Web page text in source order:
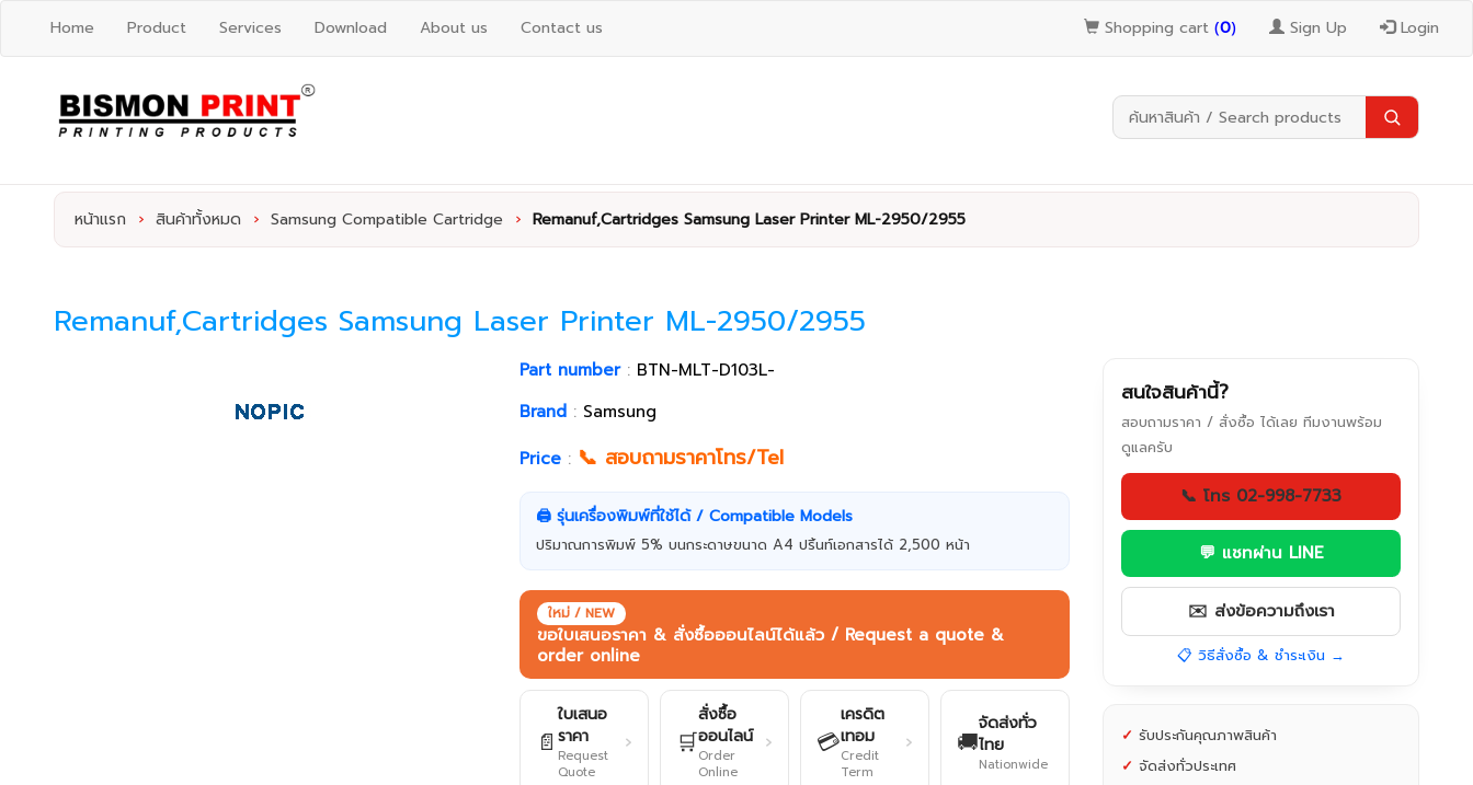
Home Product Services Download About us Contact us Shopping cart (0) Sign Up Login
หน้าแรก › สินค้าทั้งหมด › Samsung Compatible Cartridge › Remanuf,Cartridges Samsung Laser Printer ML-2950/2955
Remanuf,Cartridges Samsung Laser Printer ML-2950/2955
Part number: BTN-MLT-D103L-
Brand : Samsung
Price : 📞 สอบถามราคาโทร/Tel
🖨️ รุ่นเครื่องพิมพ์ที่ใช้ได้ / Compatible Models
ปริมาณการพิมพ์ 5% บนกระดาษขนาด A4 ปริ้นท์เอกสารได้ 2,500 หน้า
ใหม่ / NEW
ขอใบเสนอราคา & สั่งซื้อออนไลน์ได้แล้ว / Request a quote &
order online
📄
ใบเสนอ
ราคา
Request
Quote
› 🛒
สั่งซื้อ
ออนไลน์
Order
Online
› 💳
เครดิต
เทอม
Credit
Term
› 🚚
จัดส่งทั่ว
ไทย
Nationwide
สนใจสินค้านี้?
สอบถามราคา / สั่งซื้อ ได้เลย ทีมงานพร้อม
ดูแลครับ
📞 โทร 02-998-7733
💬 แชทผ่าน LINE
✉️ ส่งข้อความถึงเรา
📋 วิธีสั่งซื้อ & ชำระเงิน →
✓ รับประกันคุณภาพสินค้า
✓ จัดส่งทั่วประเทศ